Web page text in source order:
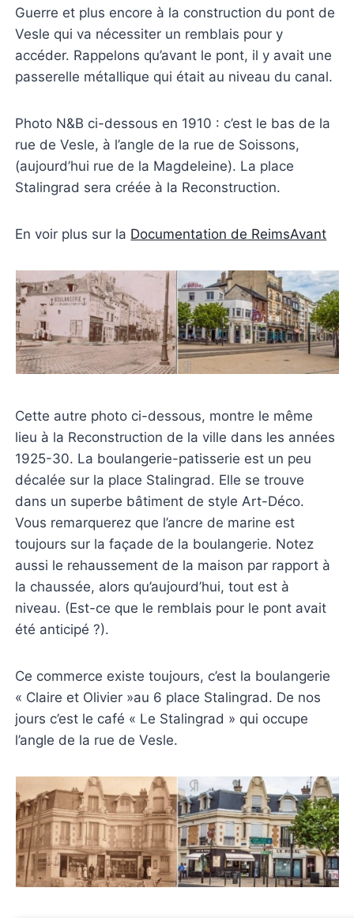
Guerre et plus encore à la construction du pont de
Vesle qui va nécessiter un remblais pour y
accéder. Rappelons qu’avant le pont, il y avait une
passerelle métallique qui était au niveau du canal.
Photo N&B ci-dessous en 1910 : c’est le bas de la
rue de Vesle, à l’angle de la rue de Soissons,
(aujourd’hui rue de la Magdeleine). La place
Stalingrad sera créée à la Reconstruction.
En voir plus sur la Documentation de ReimsAvant
Cette autre photo ci-dessous, montre le même
lieu à la Reconstruction de la ville dans les années
1925-30. La boulangerie-patisserie est un peu
décalée sur la place Stalingrad. Elle se trouve
dans un superbe bâtiment de style Art-Déco.
Vous remarquerez que l’ancre de marine est
toujours sur la façade de la boulangerie. Notez
aussi le rehaussement de la maison par rapport à
la chaussée, alors qu’aujourd’hui, tout est à
niveau. (Est-ce que le remblais pour le pont avait
été anticipé ?).
Ce commerce existe toujours, c’est la boulangerie
« Claire et Olivier »au 6 place Stalingrad. De nos
jours c’est le café « Le Stalingrad » qui occupe
l’angle de la rue de Vesle.